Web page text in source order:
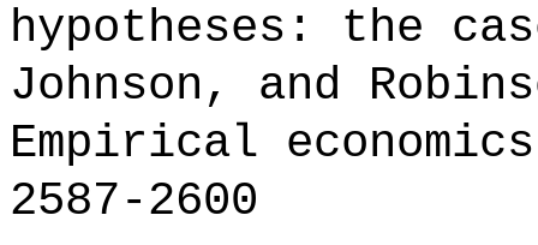
hypotheses: the
Johnson, and
Empirical
2587-2600